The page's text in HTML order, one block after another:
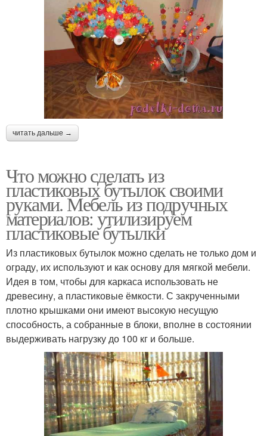
читать дальше →
Что можно сделать из
пластиковых бутылок своими
руками. Мебель из подручных
материалов: утилизируем
пластиковые бутылки
Из пластиковых бутылок можно сделать не только дом и
ограду, их используют и как основу для мягкой мебели.
Идея в том, чтобы для каркаса использовать не
древесину, а пластиковые ёмкости. С закрученными
плотно крышками они имеют высокую несущую
способность, а собранные в блоки, вполне в состоянии
выдерживать нагрузку до 100 кг и больше.